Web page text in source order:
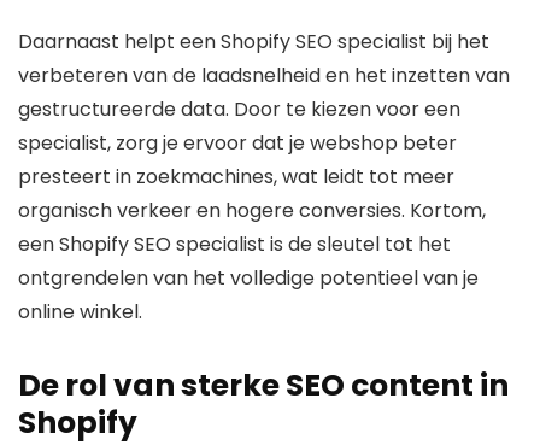
Daarnaast helpt een Shopify SEO specialist bij het
verbeteren van de laadsnelheid en het inzetten van
gestructureerde data. Door te kiezen voor een
specialist, zorg je ervoor dat je webshop beter
presteert in zoekmachines, wat leidt tot meer
organisch verkeer en hogere conversies. Kortom,
een Shopify SEO specialist is de sleutel tot het
ontgrendelen van het volledige potentieel van je
online winkel.
De rol van sterke SEO content in
Shopify